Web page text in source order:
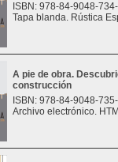
ISBN: 978-84-9048-
Tapa blanda. Rústica
A pie de obra.
construcción
ISBN: 978-84-9048-
Archivo electrónico.